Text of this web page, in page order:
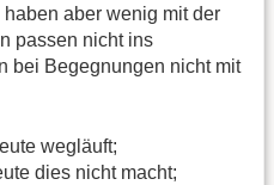
aber wenig mit der
passen nicht ins
bei Begegnungen nicht mit
wegläuft;
dies nicht macht;